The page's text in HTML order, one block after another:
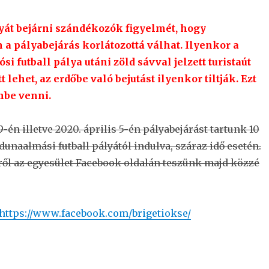
bejárni szándékozók figyelmét, hogy
a pályabejárás korlátozottá válhat. Ilyenkor a
futball pálya utáni zöld sávval jelzett turistaút
lehet, az erdőbe való bejutást ilyenkor tiltják. Ezt
venni.
én illetve 2020. április 5-én pályabejárást tartunk 10
futball pályától indulva, száraz idő esetén.
az egyesület Facebook oldalán teszünk majd közzé
www.facebook.com/brigetiokse/